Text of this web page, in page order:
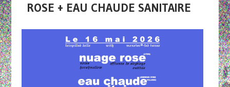
ROSE + EAU CHAUDE SANITAIRE